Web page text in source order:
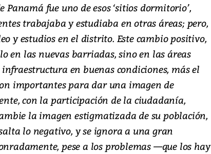
fue uno de esos ‘sitios dormitorio’,
trabajaba y estudiaba en otras áreas; pero,
y estudios en el distrito. Este cambio positivo,
en las nuevas barriadas, sino en las áreas
en buenas condiciones, más el
importantes para dar una imagen de
con la participación de la ciudadanía,
la imagen estigmatizada de su población,
lo negativo, y se ignora a una gran
pese a los problemas —que los hay